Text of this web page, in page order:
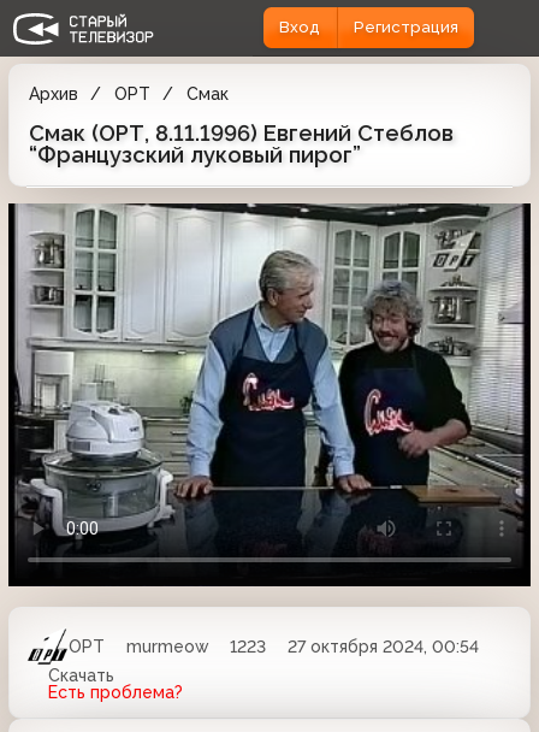
Вход Регистрация
Архив ОРТ Смак
Смак (ОРТ, 8.11.1996) Евгений Стеблов
“Французский луковый пирог”
ОРТ murmeow 1223
27 октября 2024, 00:54
Скачать
Есть проблема?